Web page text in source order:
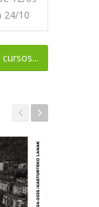
24/10